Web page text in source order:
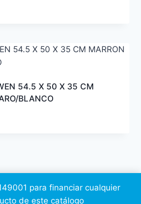
para financiar cualquier
de este catálogo
54.5 X 50 X 35 CM
BLANCO